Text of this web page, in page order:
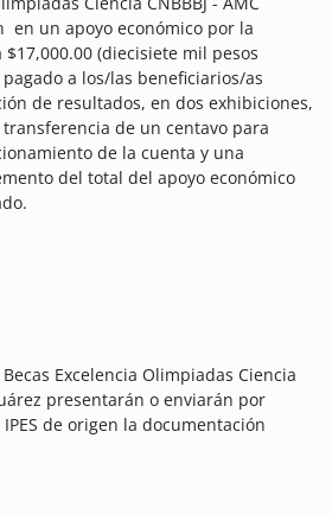
en un apoyo económico por la
(diecisiete mil pesos
a los/las beneficiarios/as
de resultados, en dos exhibiciones,
de un centavo para
de la cuenta y una
del total del apoyo económico
Excelencia Olimpiadas Ciencia
presentarán o enviarán por
de origen la documentación